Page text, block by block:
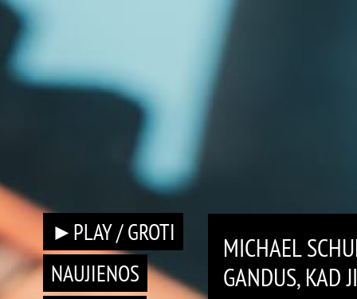
►PLAY / GROTI
NAUJIENOS
MICHAEL
GANDUS, KAD